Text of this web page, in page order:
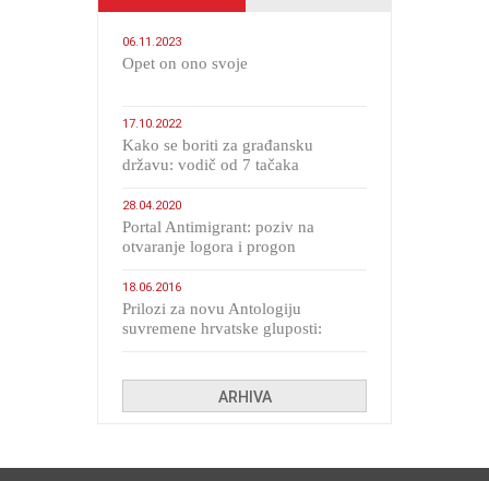
06.11.2023
​Opet on ono svoje
17.10.2022
Kako se boriti za građansku
državu: vodič od 7 tačaka
28.04.2020
Portal Antimigrant: poziv na
otvaranje logora i progon
18.06.2016
Prilozi za novu Antologiju
suvremene hrvatske gluposti:
ARHIVA